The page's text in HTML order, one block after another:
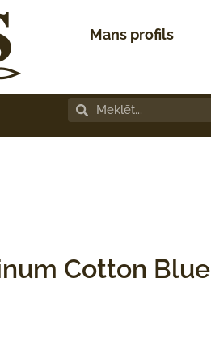
Mans profils
Cotton Blue